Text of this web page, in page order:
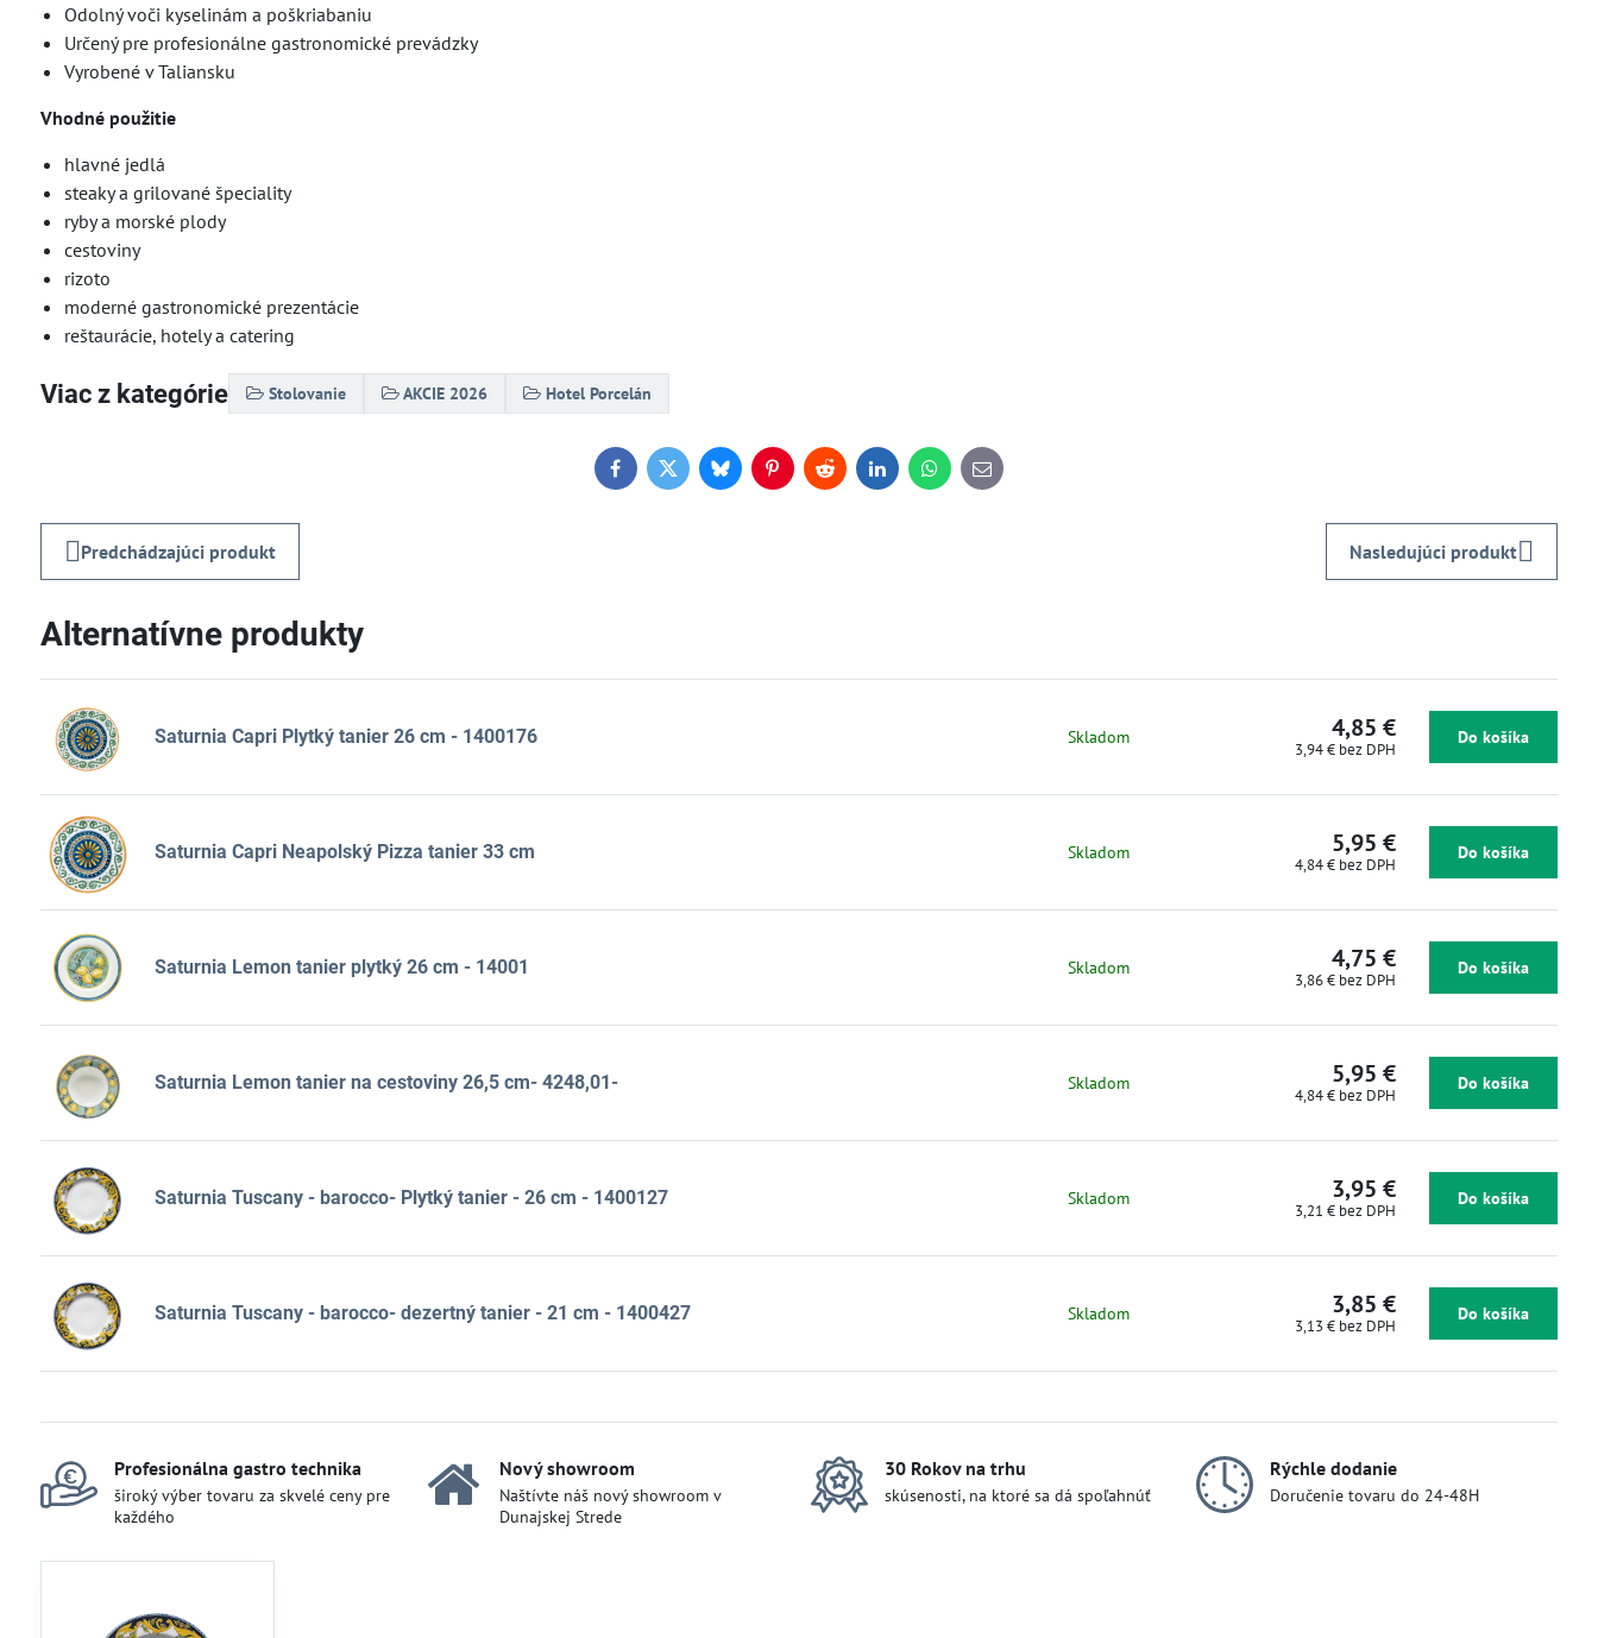
Odolný voči kyselinám a poškriabaniu
Určený pre profesionálne gastronomické prevádzky
Vyrobené v Taliansku
Vhodné použitie
hlavné jedlá
steaky a grilované špeciality
ryby a morské plody
cestoviny
rizoto
moderné gastronomické prezentácie
reštaurácie, hotely a catering
Viac z kategórie Stolovanie AKCIE 2026 Hotel Porcelán
FacebookTwitterBlueskyPinterestRedditLinkedInWhatsApp
E-
mail
Predchádzajúci produkt Nasledujúci produkt
Alternatívne produkty
Saturnia Capri Plytký tanier 26 cm - 1400176 Skladom 4,85 €
3,94 € bez DPH
Do košíka
Saturnia Capri Neapolský Pizza tanier 33 cm Skladom 5,95 €
4,84 € bez DPH
Do košíka
Saturnia Lemon tanier plytký 26 cm - 14001 Skladom 4,75 €
3,86 € bez DPH
Do košíka
Saturnia Lemon tanier na cestoviny 26,5 cm- 4248,01- Skladom 5,95 €
4,84 € bez DPH
Do košíka
Saturnia Tuscany - barocco- Plytký tanier - 26 cm - 1400127 Skladom 3,95 €
3,21 € bez DPH
Do košíka
Saturnia Tuscany - barocco- dezertný tanier - 21 cm - 1400427 Skladom 3,85 €
3,13 € bez DPH
Do košíka
Profesionálna gastro technika
široký výber tovaru za skvelé ceny pre
každého
Nový showroom
Naštívte náš nový showroom v
Dunajskej Strede
30 Rokov na trhu
skúsenosti, na ktoré sa dá spoľahnúť
Rýchle dodanie
Doručenie tovaru do 24-48H